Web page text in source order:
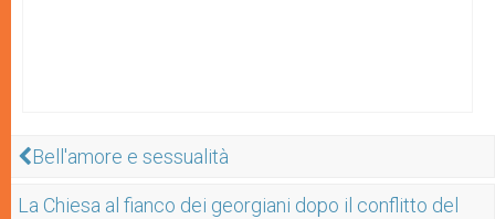
Bell'amore e sessualità
La Chiesa al fianco dei georgiani dopo il conflitto del